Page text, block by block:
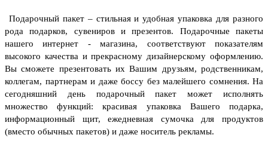
Подарочный пакет– стильная и удобная упаковка для разного
рода подарков, сувениров и презентов. Подарочные пакеты
нашего интернет - магазина, соответствуют показателям
высокого качества и прекрасному дизайнерскому оформлению.
Вы сможете презентовать их Вашим друзьям, родственникам,
коллегам, партнерам и даже боссу без малейшего сомнения. На
сегодняшний день подарочный пакет может исполнять
множество функций: красивая упаковка Вашего подарка,
информационный щит, ежедневная сумочка для продуктов
(вместо обычных пакетов) и даже носитель рекламы.